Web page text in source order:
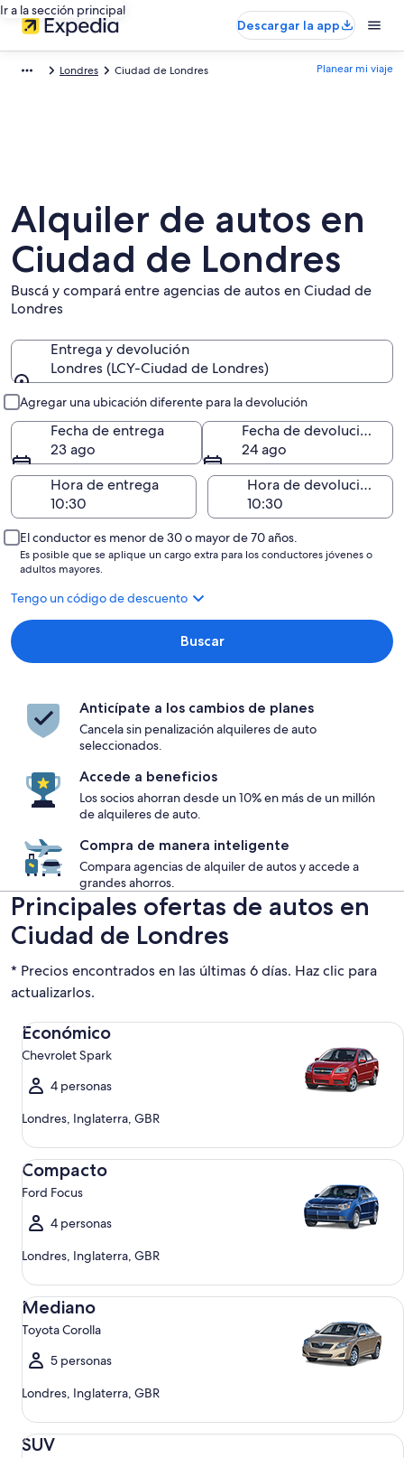
Ir a la sección principal
Descargar la app
Londres Ciudad de Londres Planear mi viaje
Alquiler de autos en
Ciudad de Londres
Buscá y compará entre agencias de autos en Ciudad de
Londres
Entrega y devolución
Londres (LCY-Ciudad de Londres)
Agregar una ubicación diferente para la devolución
Fecha de entrega
23 ago
Fecha de devolución
24 ago
Hora de entrega
Hora de devolución
El conductor es menor de 30 o mayor de 70 años.
Es posible que se aplique un cargo extra para los conductores jóvenes o
adultos mayores.
Tengo un código de descuento
Buscar
Anticípate a los cambios de planes
Cancela sin penalización alquileres de auto
seleccionados.
Accede a beneficios
Los socios ahorran desde un 10% en más de un millón
de alquileres de auto.
Compra de manera inteligente
Compara agencias de alquiler de autos y accede a
grandes ahorros.
Principales ofertas de autos en
Ciudad de Londres
* Precios encontrados en las últimas 6 días. Haz clic para
actualizarlos.
Económico
Chevrolet Spark
4 personas
Londres, Inglaterra, GBR
Económico Chevrolet Spark
Compacto
Ford Focus
4 personas
Londres, Inglaterra, GBR
Compacto Ford Focus
Mediano
Toyota Corolla
5 personas
Londres, Inglaterra, GBR
Mediano Toyota Corolla
SUV
SUV Jeep Compass